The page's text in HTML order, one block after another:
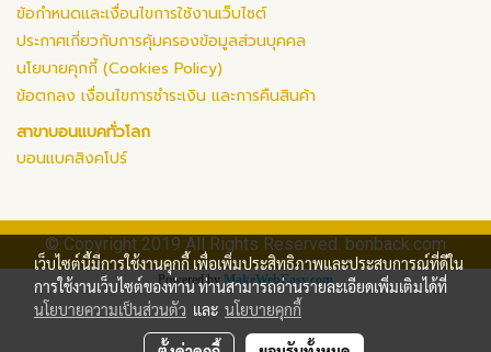
ข้อกำหนดและเงื่อนไขการใช้งานเว็บไซต์
ประกาศเกี่ยวกับการคุ้มครองข้อมูลส่วนบุคคล
นโยบายคุกกี้ (Cookies Policy)
ข้อตกลง เงื่อนไขการชำระเงิน และการคืนสินค้า
สาขาบอนแบคทั่วโลก
บอนแบคสิงคโปร์
© Copyright 2019 All Rights Reserved. bonback.com
Powered by MakeWebEasy.com
เว็บไซต์นี้มีการใช้งานคุกกี้ เพื่อเพิ่มประสิทธิภาพและประสบการณ์ที่ดีใน
การใช้งานเว็บไซต์ของท่าน ท่านสามารถอ่านรายละเอียดเพิ่มเติมได้ที่
นโยบายความเป็นส่วนตัว และ นโยบายคุกกี้